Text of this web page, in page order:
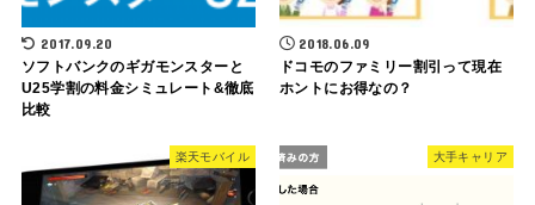
2017.09.20
ソフトバンクのギガモンスターと
U25学割の料金シミュレート&徹底
比較
2018.06.09
ドコモのファミリー割引って現在
ホントにお得なの？
楽天モバイル 大手キャリア